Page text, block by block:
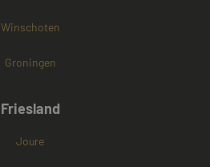
Winschoten
Groningen
Friesland
Joure